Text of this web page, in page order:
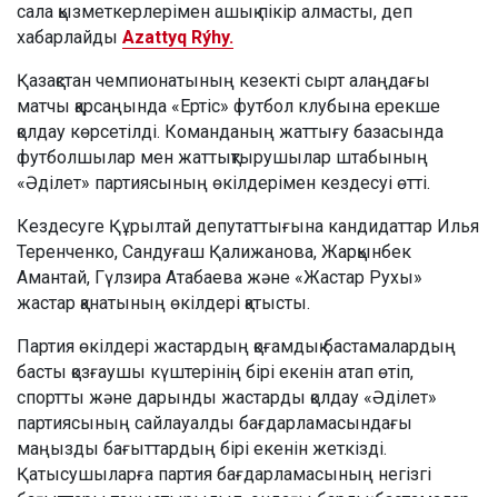
сала қызметкерлерімен ашық пікір алмасты, деп
хабарлайды Azattyq Rýhy.
Қазақстан чемпионатының кезекті сырт алаңдағы
матчы қарсаңында «Ертіс» футбол клубына ерекше
қолдау көрсетілді. Команданың жаттығу базасында
футболшылар мен жаттықтырушылар штабының
«Әділет» партиясының өкілдерімен кездесуі өтті.
Кездесуге Құрылтай депутаттығына кандидаттар Илья
Теренченко, Сандуғаш Қалижанова, Жарқынбек
Амантай, Гүлзира Атабаева және «Жастар Рухы»
жастар қанатының өкілдері қатысты.
Партия өкілдері жастардың қоғамдық бастамалардың
басты қозғаушы күштерінің бірі екенін атап өтіп,
спортты және дарынды жастарды қолдау «Әділет»
партиясының сайлауалды бағдарламасындағы
маңызды бағыттардың бірі екенін жеткізді.
Қатысушыларға партия бағдарламасының негізгі